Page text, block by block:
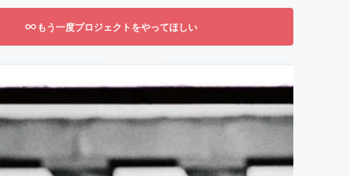
もう一度プロジェクトをやってほしい